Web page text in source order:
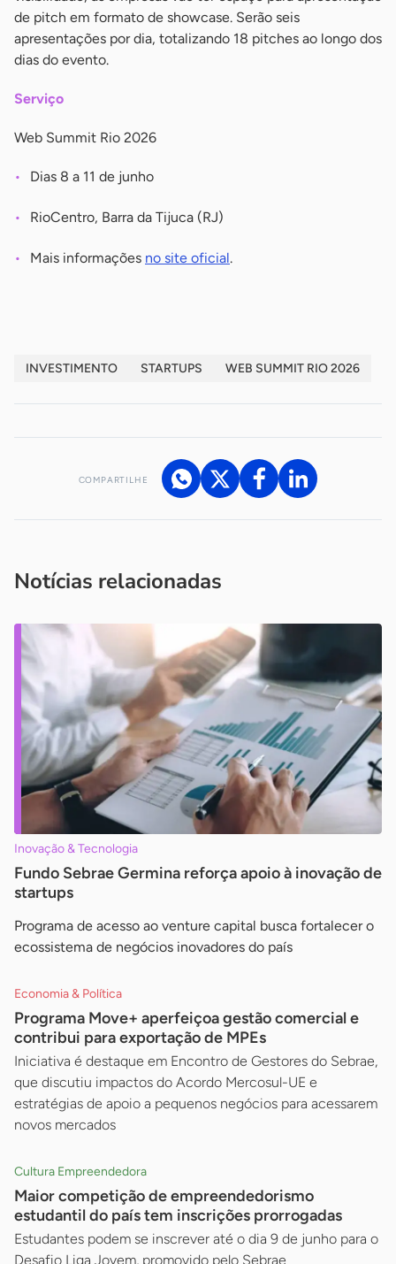
de pitch em formato de showcase. Serão seis
apresentações por dia, totalizando 18 pitches ao longo dos
dias do evento.
Serviço
Web Summit Rio 2026
Dias 8 a 11 de junho
RioCentro, Barra da Tijuca (RJ)
Mais informações no site oficial.
INVESTIMENTO STARTUPS WEB SUMMIT RIO 2026
COMPARTILHE
Notícias relacionadas
Inovação & Tecnologia
Fundo Sebrae Germina reforça apoio à inovação de
startups
Programa de acesso ao venture capital busca fortalecer o
ecossistema de negócios inovadores do país
Economia & Política
Programa Move+ aperfeiçoa gestão comercial e
contribui para exportação de MPEs
Iniciativa é destaque em Encontro de Gestores do Sebrae,
que discutiu impactos do Acordo Mercosul-UE e
estratégias de apoio a pequenos negócios para acessarem
novos mercados
Cultura Empreendedora
Maior competição de empreendedorismo
estudantil do país tem inscrições prorrogadas
Estudantes podem se inscrever até o dia 9 de junho para o
Desafio Liga Jovem, promovido pelo Sebrae